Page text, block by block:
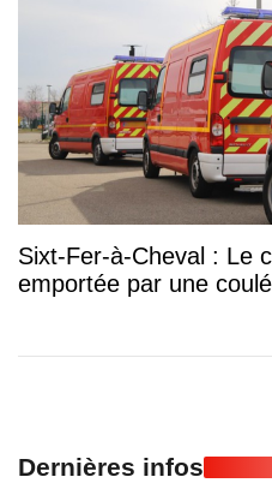
Sixt-Fer-à-Cheval : Le
emportée par une
Dernières infos